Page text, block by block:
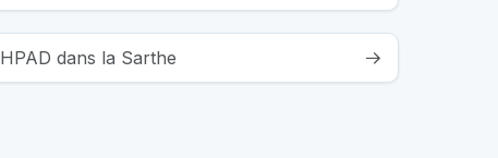
dans la Sarthe